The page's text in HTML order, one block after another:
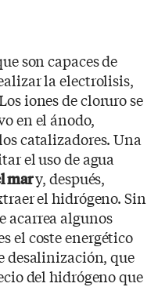
son capaces de
la electrolisis,
iones de cloruro se
en el ánodo,
catalizadores. Una
el uso de agua
mary, después,
el hidrógeno. Sin
acarrea algunos
el coste energético
desalinización, que
del hidrógeno que